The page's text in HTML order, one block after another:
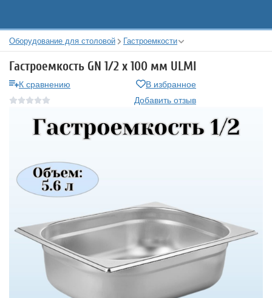
Оборудование для столовой Гастроемкости
Гастроемкость GN 1/2 х 100 мм ULMI
К сравнению
В избранное
Добавить отзыв